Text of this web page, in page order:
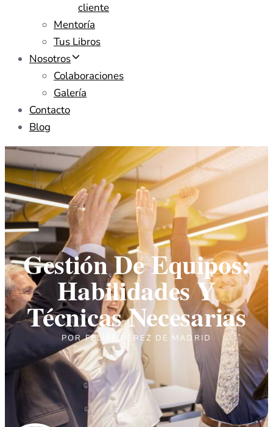
cliente
Mentoría
Tus Libros
Nosotros
Colaboraciones
Galería
Contacto
Blog
Gestión De Equipos:
Habilidades Y
Técnicas Necesarias
PORFELIPE PÉREZ DE MADRID